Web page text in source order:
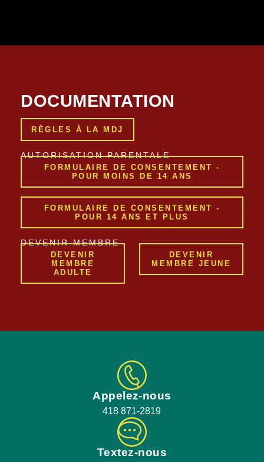
DOCUMENTATION
RÈGLES À LA MDJ
AUTORISATION PARENTALE
FORMULAIRE DE CONSENTEMENT -
POUR MOINS DE 14 ANS
FORMULAIRE DE CONSENTEMENT -
POUR 14 ANS ET PLUS
DEVENIR MEMBRE
DEVENIR
MEMBRE
ADULTE
DEVENIR
MEMBRE JEUNE
Appelez-nous
418 871-2819
Textez-nous